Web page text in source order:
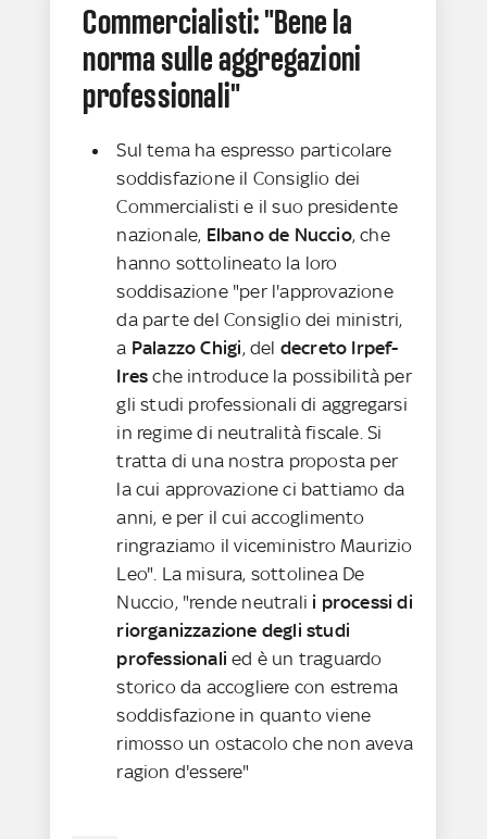
Commercialisti: "Bene la
norma sulle aggregazioni
professionali"
Sul tema ha espresso particolare
soddisfazione il Consiglio dei
Commercialisti e il suo presidente
nazionale, Elbano de Nuccio, che
hanno sottolineato la loro
soddisazione "per l'approvazione
da parte del Consiglio dei ministri,
a Palazzo Chigi, del decreto Irpef-
Ires che introduce la possibilità per
gli studi professionali di aggregarsi
in regime di neutralità fiscale. Si
tratta di una nostra proposta per
la cui approvazione ci battiamo da
anni, e per il cui accoglimento
ringraziamo il viceministro Maurizio
Leo". La misura, sottolinea De
Nuccio, "rende neutrali i processi di
riorganizzazione degli studi
professionali ed è un traguardo
storico da accogliere con estrema
soddisfazione in quanto viene
rimosso un ostacolo che non aveva
ragion d'essere"